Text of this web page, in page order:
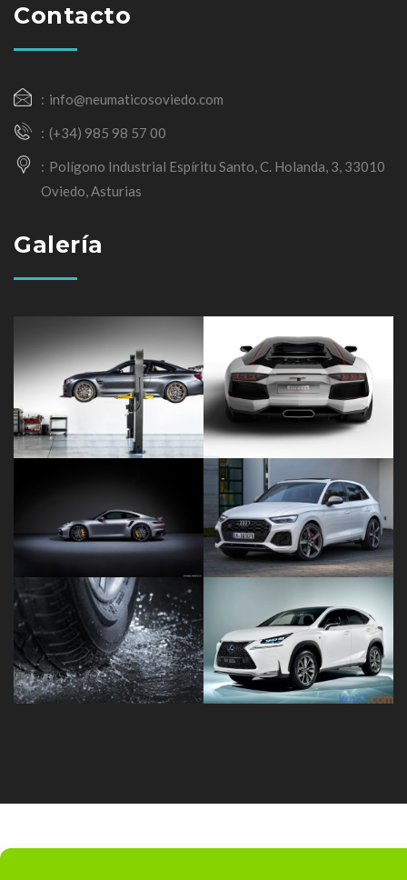
Contacto
info@neumaticosoviedo.com
(+34) 985 98 57 00
Polígono Industrial Espíritu Santo, C. Holanda, 3, 33010
Oviedo, Asturias
Galería